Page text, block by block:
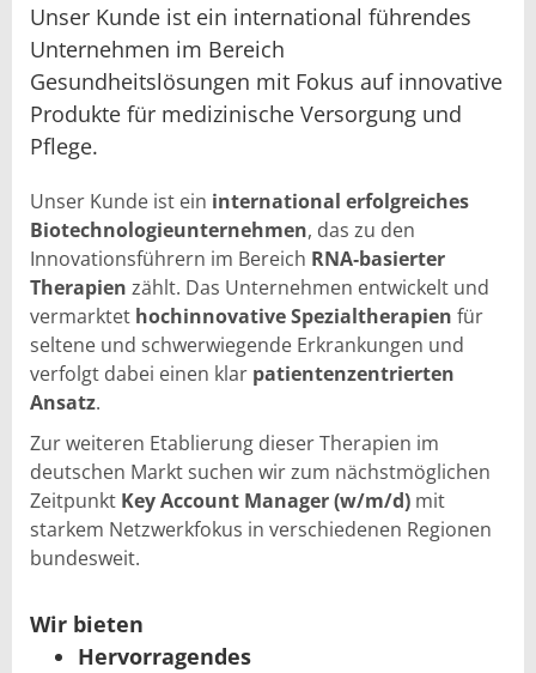
Unser Kunde ist ein international führendes
Unternehmen im Bereich
Gesundheitslösungen mit Fokus auf innovative
Produkte für medizinische Versorgung und
Pflege.
Unser Kunde ist ein international erfolgreiches
Biotechnologieunternehmen, das zu den
Innovationsführern im Bereich RNA‑basierter
Therapien zählt. Das Unternehmen entwickelt und
vermarktet hochinnovative Spezialtherapien für
seltene und schwerwiegende Erkrankungen und
verfolgt dabei einen klar patientenzentrierten
Ansatz.
Zur weiteren Etablierung dieser Therapien im
deutschen Markt suchen wir zum nächstmöglichen
Zeitpunkt Key Account Manager (w/m/d) mit
starkem Netzwerkfokus in verschiedenen Regionen
bundesweit.
Wir bieten
Hervorragendes